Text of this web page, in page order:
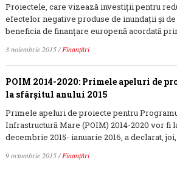
Proiectele, care vizează investiții pentru
efectelor negative produse de inundații și
beneficia de finanțare europenă acordată
3 noiembrie 2015/Finanțări
POIM 2014-2020: Primele apeluri de
la sfârşitul anului 2015
Primele apeluri de proiecte pentru
Infrastructură Mare (POIM) 2014-2020 vor fi
decembrie 2015- ianuarie 2016, a declarat,
9 octombrie 2015/Finanțări